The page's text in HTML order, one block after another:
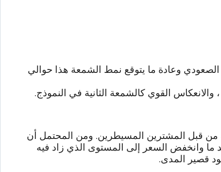
وعادة ما يتوقع نمط الشمعة هذا حوالي
القوي كالشمعة الثانية في النموذج.
من قبل المشترين المسيطرين. ومن المحتمل أن
وانخفض السعر إلى المستوى الذي زاد فيه
قصير المدى.